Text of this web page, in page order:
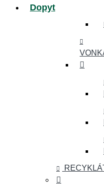
Dopyt